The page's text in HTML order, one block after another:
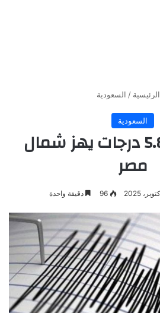
الرئيسية / السعودية
السعودية
زلزال بقوة 5.8 درجات يهز شمال
مصر
96 دقيقة واحدة